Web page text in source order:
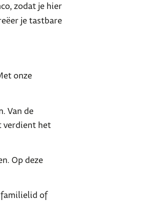
zodat je hier
je tastbare
onze
Van de
verdient het
Op deze
familielid of